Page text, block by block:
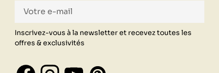
Inscrivez-vous à la newsletter et recevez toutes les
offres & exclusivités